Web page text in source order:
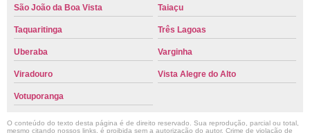
São João da Boa Vista Taiaçu
Taquaritinga Três Lagoas
Uberaba Varginha
Viradouro Vista Alegre do Alto
Votuporanga
O conteúdo do texto desta página é de direito reservado. Sua reprodução, parcial ou total,
mesmo citando nossos links, é proibida sem a autorização do autor. Crime de violação de